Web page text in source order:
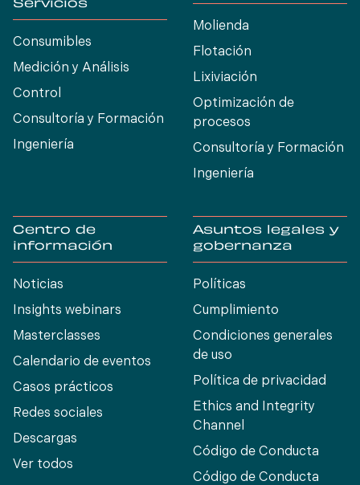
Servicios
Consumibles
Medición y Análisis
Control
Consultoría y Formación
Ingeniería
Molienda
Flotación
Lixiviación
Optimización de
procesos
Consultoría y Formación
Ingeniería
Centro de
información
Noticias
Insights webinars
Masterclasses
Calendario de eventos
Casos prácticos
Redes sociales
Descargas
Ver todos
Asuntos legales y
gobernanza
Políticas
Cumplimiento
Condiciones generales
de uso
Política de privacidad
Ethics and Integrity
Channel
Código de Conducta
Código de Conducta